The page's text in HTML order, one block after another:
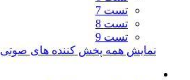
تست 7
تست 8
تست 9
نمایش همه پخش کننده های صوتی